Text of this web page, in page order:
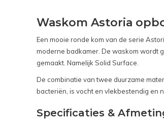
Waskom Astoria
Een mooie ronde kom van de serie
moderne badkamer. De waskom wordt
gemaakt. Namelijk Solid Surface.
De combinatie van twee duurzame
bacteriën, is vocht en vlekbestendig en
Specificaties &